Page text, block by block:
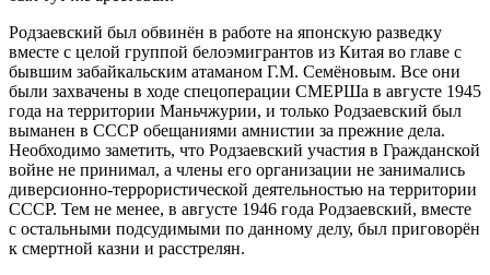
Родзаевский был обвинён в работе на японскую разведку
вместе с целой группой белоэмигрантов из Китая во главе с
бывшим забайкальским атаманом Г.М. Семёновым. Все они
были захвачены в ходе спецоперации СМЕРШа в августе 1945
года на территории Маньчжурии, и только Родзаевский был
выманен в СССР обещаниями амнистии за прежние дела.
Необходимо заметить, что Родзаевский участия в Гражданской
войне не принимал, а члены его организации не занимались
диверсионно-террористической деятельностью на территории
СССР. Тем не менее, в августе 1946 года Родзаевский, вместе
с остальными подсудимыми по данному делу, был приговорён
к смертной казни и расстрелян.